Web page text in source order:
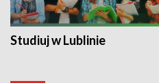
Studiuj w Lublinie